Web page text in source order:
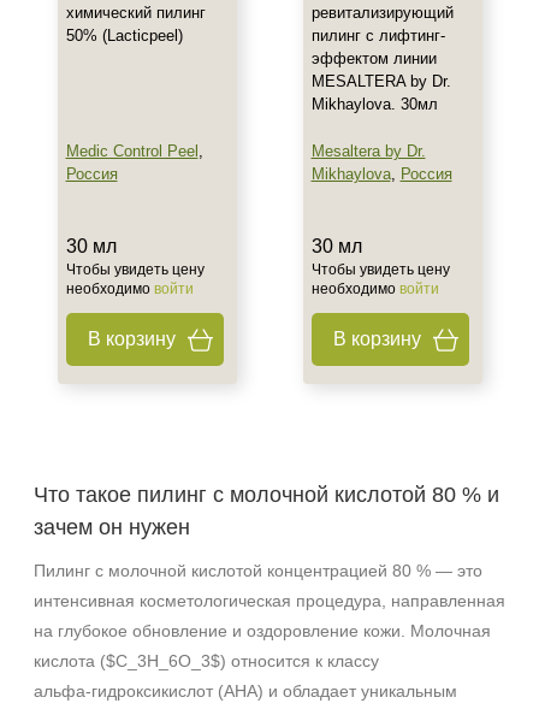
химический пилинг
50% (Lacticpeel)
Medic Control Peel ,
Россия
30 мл
Чтобы увидеть цену
необходимо войти
В корзину
ревитализирующий
пилинг с лифтинг-
эффектом линии
MESALTERA by Dr.
Mikhaylova. 30мл
Mesaltera by Dr.
Mikhaylova, Россия
30 мл
Чтобы увидеть цену
необходимо войти
В корзину
Что такое пилинг с молочной кислотой 80 % и
зачем он нужен
Пилинг с молочной кислотой концентрацией 80 % — это
интенсивная косметологическая процедура, направленная
на глубокое обновление и оздоровление кожи. Молочная
кислота ($C_3H_6O_3$) относится к классу
альфа‑гидроксикислот (AHA) и обладает уникальным